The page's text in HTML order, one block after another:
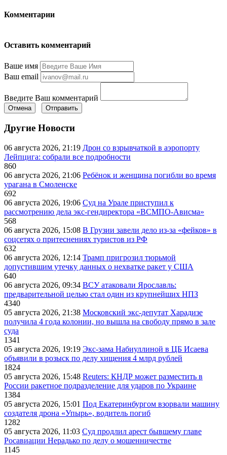
Комментарии
Оставить комментарий
Ваше имя
Ваш email
Введите Ваш комментарий
Отмена Отправить
Другие Новости
06 августа 2026, 21:19 Дрон со взрывчаткой в аэропорту
Лейпцига: собрали все подробности
860
06 августа 2026, 21:06 Ребёнок и женщина погибли во время
урагана в Смоленске
692
06 августа 2026, 19:06 Суд на Урале приступил к
рассмотрению дела экс-гендиректора «ВСМПО-Ависма»
568
06 августа 2026, 15:08 В Грузии завели дело из-за «фейков» в
соцсетях о притеснениях туристов из РФ
632
06 августа 2026, 12:14 Трамп пригрозил тюрьмой
допустившим утечку данных о нехватке ракет у США
640
06 августа 2026, 09:34 ВСУ атаковали Ярославль:
предварительной целью стал один из крупнейших НПЗ
4340
05 августа 2026, 21:38 Московский экс-депутат Харадизе
получила 4 года колонии, но вышла на свободу прямо в зале
суда
1341
05 августа 2026, 19:19 Экс-зама Набиуллиной в ЦБ Исаева
объявили в розыск по делу хищения 4 млрд рублей
1824
05 августа 2026, 15:48 Reuters: КНДР может разместить в
России ракетное подразделение для ударов по Украине
1384
05 августа 2026, 15:01 Под Екатеринбургом взорвали машину
создателя дрона «Упырь», водитель погиб
1282
05 августа 2026, 11:03 Суд продлил арест бывшему главе
Росавиации Нерадько по делу о мошенничестве
1145